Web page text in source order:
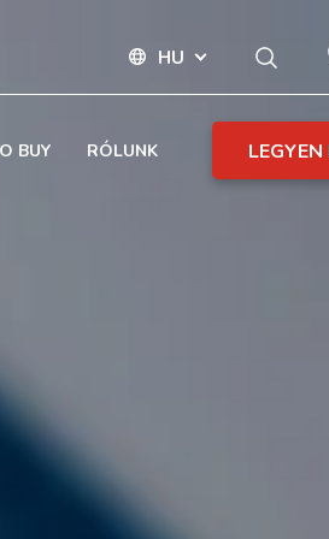
HU
BUY RÓLUNK